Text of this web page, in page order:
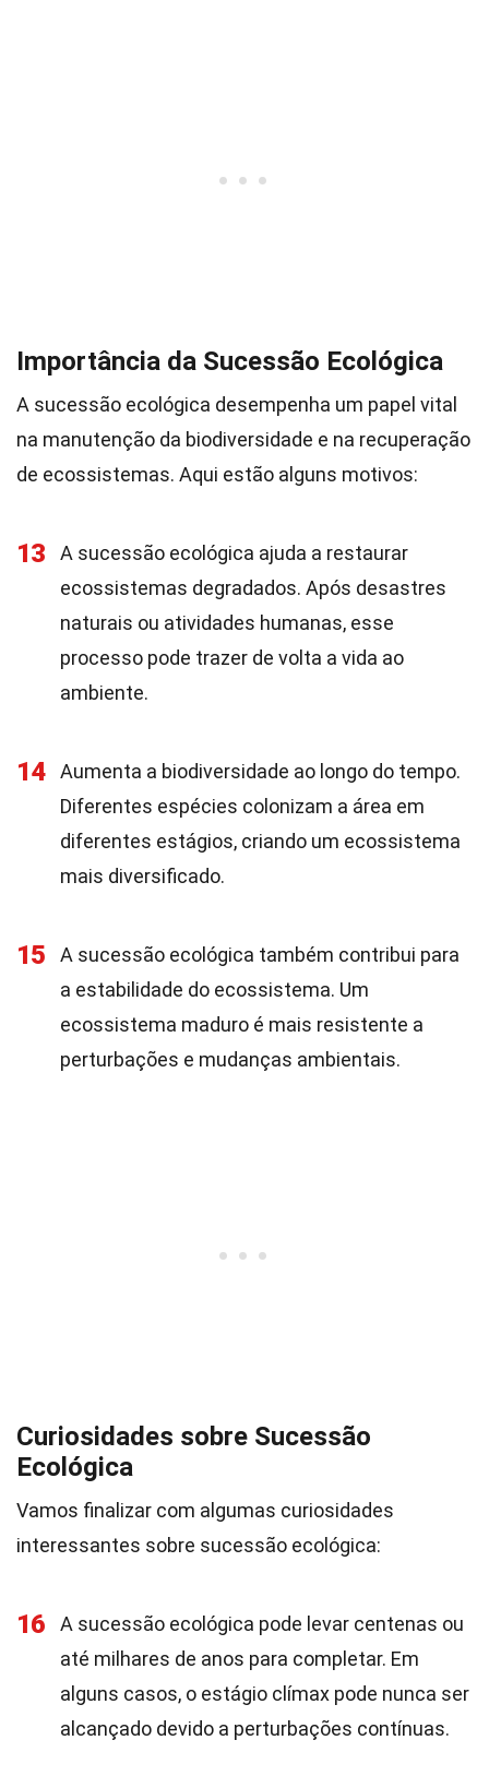
Importância da Sucessão Ecológica
A sucessão ecológica desempenha um papel vital
na manutenção da biodiversidade e na recuperação
de ecossistemas. Aqui estão alguns motivos:
13
A sucessão ecológica ajuda a restaurar
ecossistemas degradados. Após desastres
naturais ou atividades humanas, esse
processo pode trazer de volta a vida ao
ambiente.
14
Aumenta a biodiversidade ao longo do tempo.
Diferentes espécies colonizam a área em
diferentes estágios, criando um ecossistema
mais diversificado.
15
A sucessão ecológica também contribui para
a estabilidade do ecossistema. Um
ecossistema maduro é mais resistente a
perturbações e mudanças ambientais.
Curiosidades sobre Sucessão
Ecológica
Vamos finalizar com algumas curiosidades
interessantes sobre sucessão ecológica:
16
A sucessão ecológica pode levar centenas ou
até milhares de anos para completar. Em
alguns casos, o estágio clímax pode nunca ser
alcançado devido a perturbações contínuas.